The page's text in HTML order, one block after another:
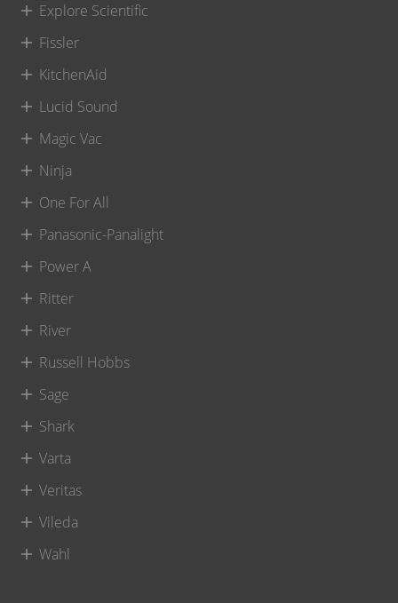
Explore Scientific
Fissler
KitchenAid
Lucid Sound
Magic Vac
Ninja
One For All
Panasonic-Panalight
Power A
Ritter
River
Russell Hobbs
Sage
Shark
Varta
Veritas
Vileda
Wahl